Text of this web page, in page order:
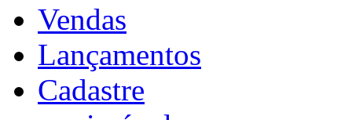
Vendas
Lançamentos
Cadastre